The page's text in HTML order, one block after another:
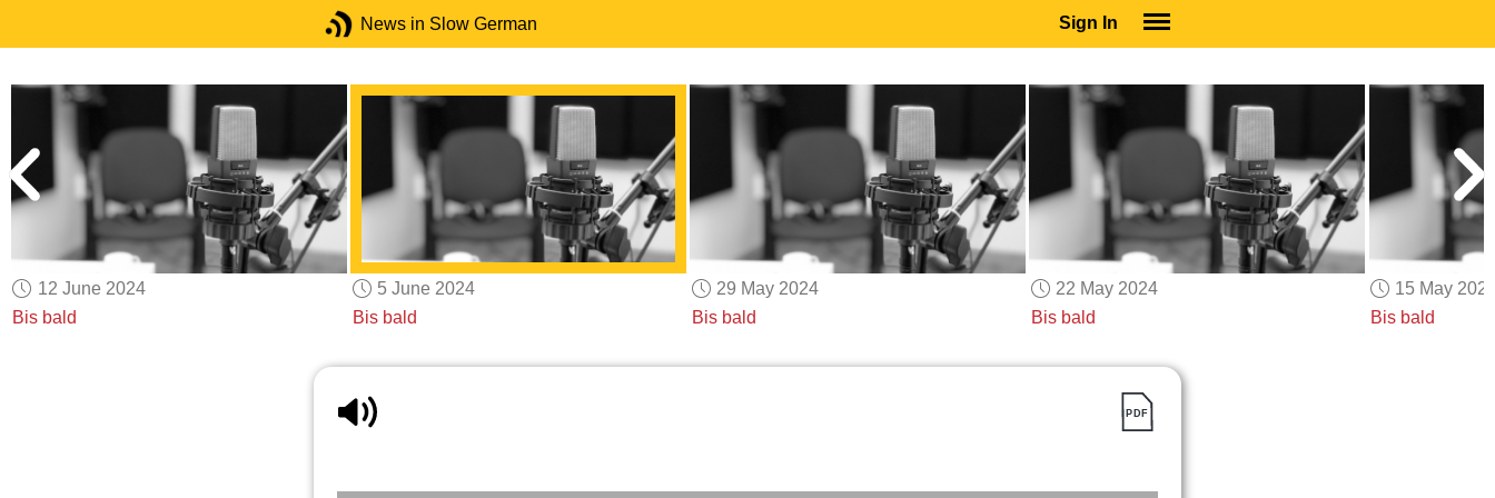
News in Slow German Sign In
SUBSCRIBE
EDUCATIONAL LICENSES
GIFT CARDS
OTHER LANGUAGES
ABOUT US
ALEXA
ADJUST COLORS
12 June 2024
Bis bald
5 June 2024
Bis bald
29 May 2024
Bis bald
22 May 2024
Bis bald
15 May
Bis bald